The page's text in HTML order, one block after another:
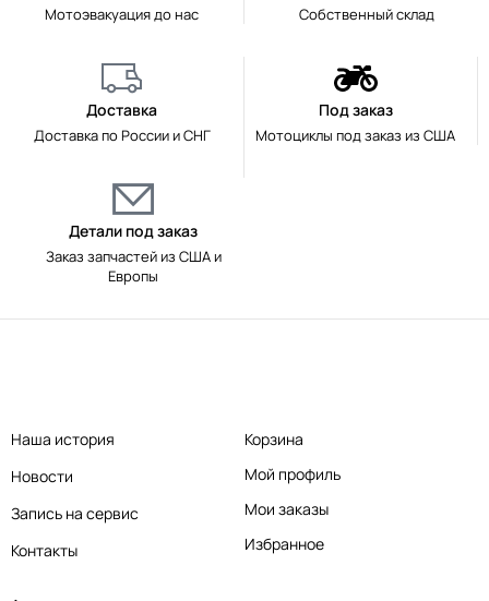
Мотоэвакуация до нас Собственный склад
Доставка
Доставка по России и СНГ
Под заказ
Мотоциклы под заказ из США
Детали под заказ
Заказ запчастей из США и
Европы
Наша история
Новости
Запись на сервис
Контакты
Корзина
Мой профиль
Мои заказы
Избранное